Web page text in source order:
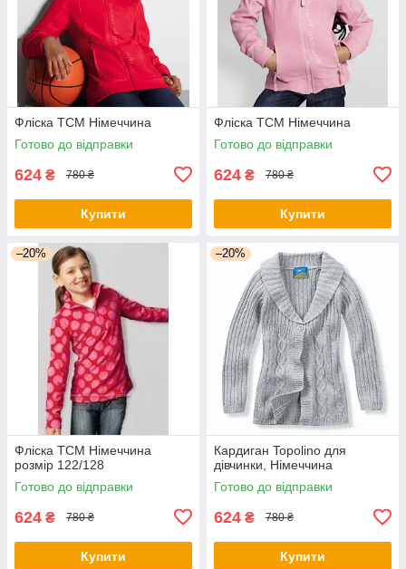
Фліска TCM Німеччина
Готово до відправки
624 ₴ 780 ₴
Купити
Фліска TCM Німеччина
Готово до відправки
624 ₴ 780 ₴
Купити
–20%
Фліска TCM Німеччина
розмір 122/128
Готово до відправки
624 ₴ 780 ₴
Купити
–20%
Кардиган Topolino для
дівчинки, Німеччина
Готово до відправки
624 ₴ 780 ₴
Купити